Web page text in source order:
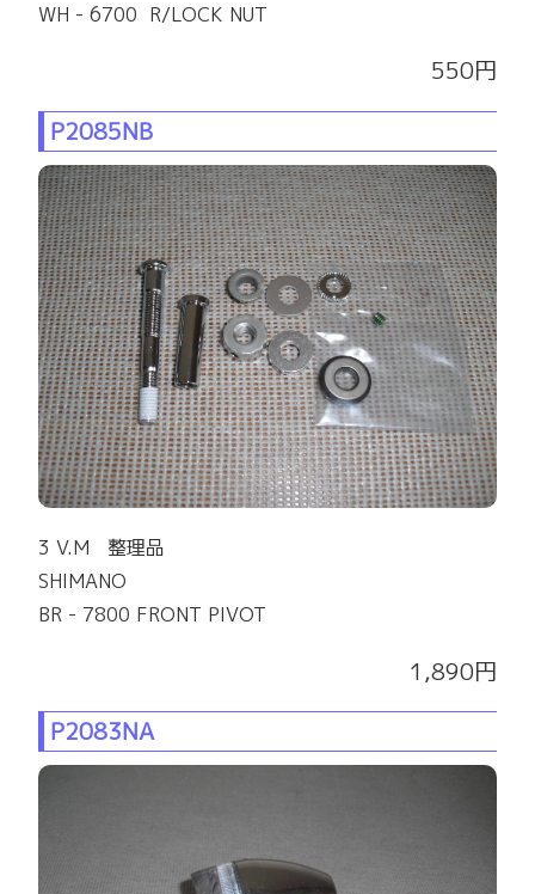
WH - 6700 R/LOCK NUT
550円
P2085NB
3 V.M 整理品
SHIMANO
BR - 7800 FRONT PIVOT
1,890円
P2083NA